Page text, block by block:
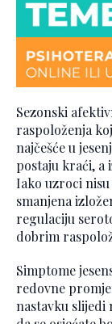
Sezonski
raspoloženja
najčešće u
postaju kraći, a
Iako uzroci
smanjena
regulaciju
dobrim
Simptome
redovne
nastavku slijedi